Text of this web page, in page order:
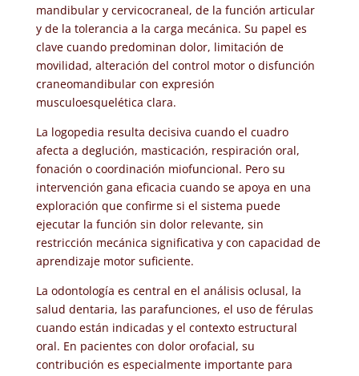
mandibular y cervicocraneal, de la función articular
y de la tolerancia a la carga mecánica. Su papel es
clave cuando predominan dolor, limitación de
movilidad, alteración del control motor o disfunción
craneomandibular con expresión
musculoesquelética clara.
La logopedia resulta decisiva cuando el cuadro
afecta a deglución, masticación, respiración oral,
fonación o coordinación miofuncional. Pero su
intervención gana eficacia cuando se apoya en una
exploración que confirme si el sistema puede
ejecutar la función sin dolor relevante, sin
restricción mecánica significativa y con capacidad de
aprendizaje motor suficiente.
La odontología es central en el análisis oclusal, la
salud dentaria, las parafunciones, el uso de férulas
cuando están indicadas y el contexto estructural
oral. En pacientes con dolor orofacial, su
contribución es especialmente importante para